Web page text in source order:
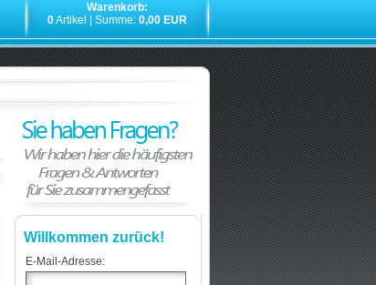
Warenkorb:
0Artikel | Summe: 0,00 EUR
Willkommen zurück!
E-Mail-Adresse: